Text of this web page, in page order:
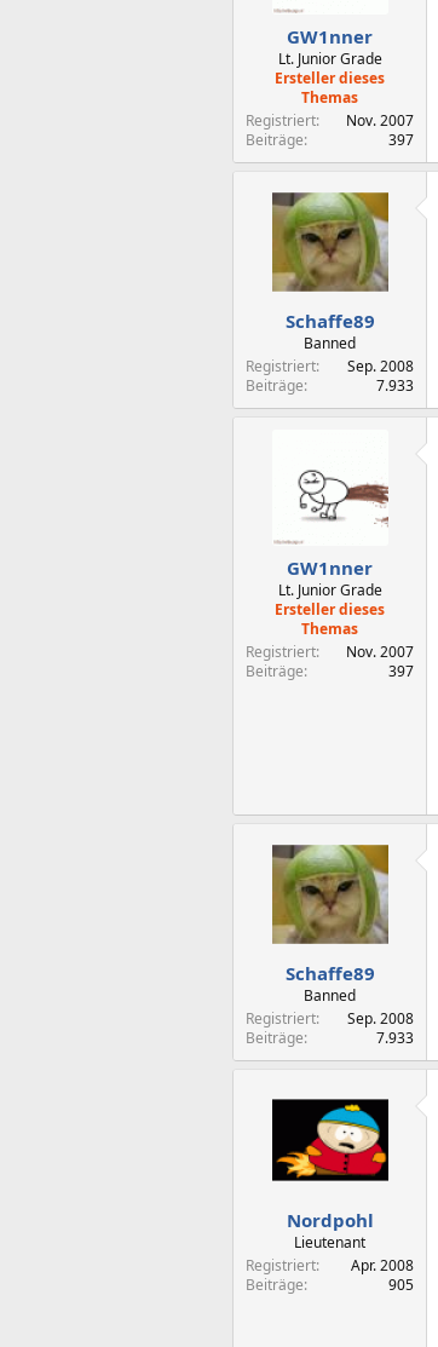
GW1nner
Lt. Junior Grade
Ersteller dieses
Themas
Registriert
Nov. 2007
Beiträge
397
Schaffe89
Banned
Registriert
Sep. 2008
Beiträge
7.933
GW1nner
Lt. Junior Grade
Ersteller dieses
Themas
Registriert
Nov. 2007
Beiträge
397
Schaffe89
Banned
Registriert
Sep. 2008
Beiträge
7.933
Nordpohl
Lieutenant
Registriert
Apr. 2008
Beiträge
905